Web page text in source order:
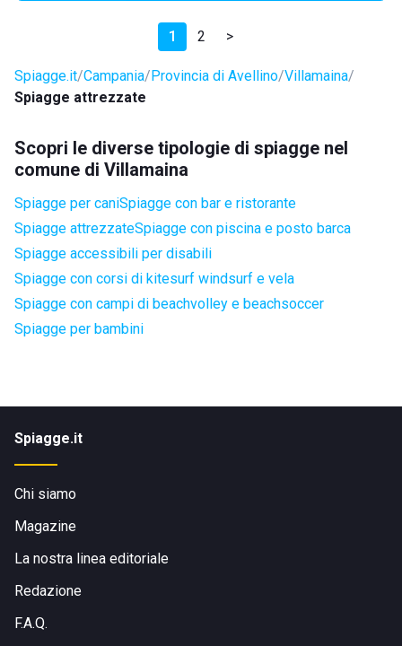
1 2 >
Spiagge.it Campania Provincia di Avellino Villamaina
Spiagge attrezzate
Scopri le diverse tipologie di spiagge nel
comune di Villamaina
Spiagge per caniSpiagge con bar e ristorante
Spiagge attrezzateSpiagge con piscina e posto barca
Spiagge accessibili per disabili
Spiagge con corsi di kitesurf windsurf e vela
Spiagge con campi di beachvolley e beachsoccer
Spiagge per bambini
Spiagge.it
Chi siamo
Magazine
La nostra linea editoriale
Redazione
F.A.Q.